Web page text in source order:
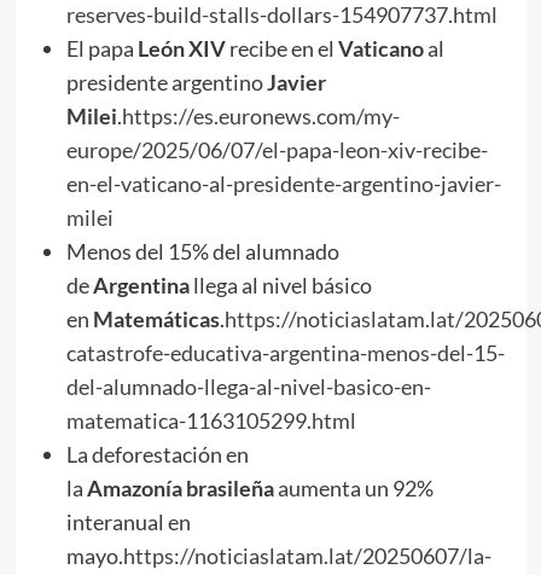
reserves-build-stalls-dollars-154907737.html
El papa León XIVrecibe en el Vaticanoal
presidente argentinoJavier
Milei.https://es.euronews.com/my-
europe/2025/06/07/el-papa-leon-xiv-recibe-
en-el-vaticano-al-presidente-argentino-javier-
milei
Menos del 15% del alumnado
deArgentinallega al nivel básico
en Matemáticas.https://noticiaslatam.lat/
catastrofe-educativa-argentina-menos-del-15-
del-alumnado-llega-al-nivel-basico-en-
matematica-1163105299.html
La deforestación en
laAmazonía brasileñaaumenta un 92%
interanual en
mayo.https://noticiaslatam.lat/20250607/la-